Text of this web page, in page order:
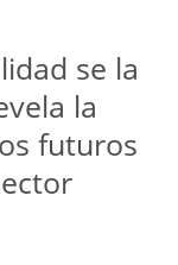
se la
la
futuros